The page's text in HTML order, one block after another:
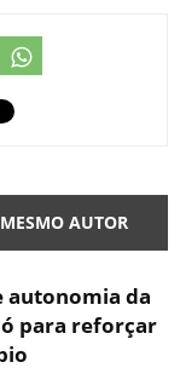
AUTOR
autonomia da
para reforçar